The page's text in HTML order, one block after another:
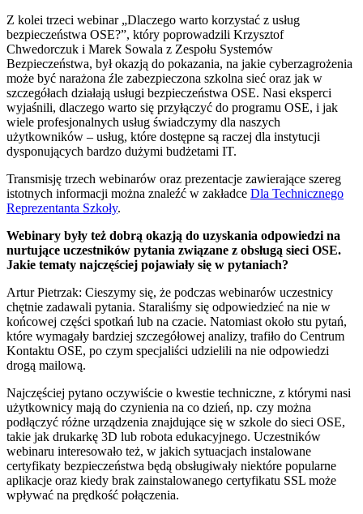
Z kolei trzeci webinar „Dlaczego warto korzystać z usług
bezpieczeństwa OSE?”, który poprowadzili Krzysztof
Chwedorczuk i Marek Sowala z Zespołu Systemów
Bezpieczeństwa, był okazją do pokazania, na jakie cyberzagrożenia
może być narażona źle zabezpieczona szkolna sieć oraz jak w
szczegółach działają usługi bezpieczeństwa OSE. Nasi eksperci
wyjaśnili, dlaczego warto się przyłączyć do programu OSE, i jak
wiele profesjonalnych usług świadczymy dla naszych
użytkowników – usług, które dostępne są raczej dla instytucji
dysponujących bardzo dużymi budżetami IT.
Transmisję trzech webinarów oraz prezentacje zawierające szereg
istotnych informacji można znaleźć w zakładce Dla Technicznego
Reprezentanta Szkoły.
Webinary były też dobrą okazją do uzyskania odpowiedzi na
nurtujące uczestników pytania związane z obsługą sieci OSE.
Jakie tematy najczęściej pojawiały się w pytaniach?
Artur Pietrzak: Cieszymy się, że podczas webinarów uczestnicy
chętnie zadawali pytania. Staraliśmy się odpowiedzieć na nie w
końcowej części spotkań lub na czacie. Natomiast około stu pytań,
które wymagały bardziej szczegółowej analizy, trafiło do Centrum
Kontaktu OSE, po czym specjaliści udzielili na nie odpowiedzi
drogą mailową.
Najczęściej pytano oczywiście o kwestie techniczne, z którymi nasi
użytkownicy mają do czynienia na co dzień, np. czy można
podłączyć różne urządzenia znajdujące się w szkole do sieci OSE,
takie jak drukarkę 3D lub robota edukacyjnego. Uczestników
webinaru interesowało też, w jakich sytuacjach instalowane
certyfikaty bezpieczeństwa będą obsługiwały niektóre popularne
aplikacje oraz kiedy brak zainstalowanego certyfikatu SSL może
wpływać na prędkość połączenia.